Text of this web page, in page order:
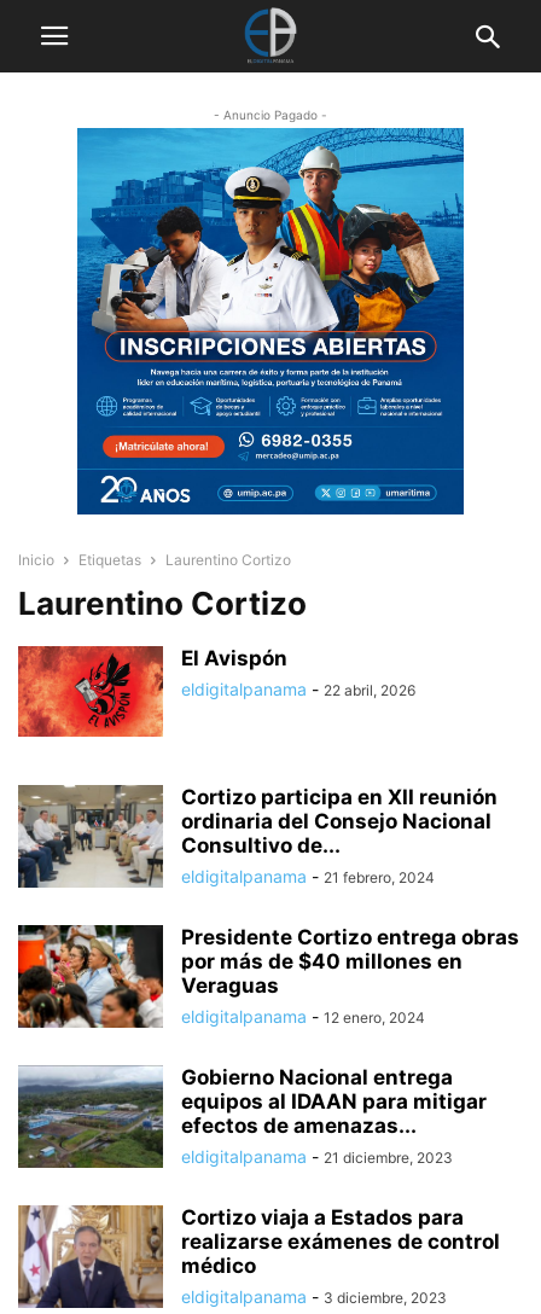
- Anuncio Pagado -
Inicio Etiquetas Laurentino Cortizo
Laurentino Cortizo
El Avispón
eldigitalpanama - 22 abril, 2026
Cortizo participa en XII reunión
ordinaria del Consejo Nacional
Consultivo de...
eldigitalpanama - 21 febrero, 2024
Presidente Cortizo entrega obras
por más de $40 millones en
Veraguas
eldigitalpanama - 12 enero, 2024
Gobierno Nacional entrega
equipos al IDAAN para mitigar
efectos de amenazas...
eldigitalpanama - 21 diciembre, 2023
Cortizo viaja a Estados para
realizarse exámenes de control
médico
eldigitalpanama - 3 diciembre, 2023